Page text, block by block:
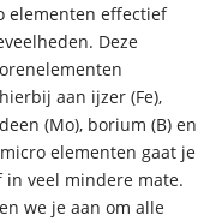
elementen effectief
Deze
aan ijzer (Fe),
(Mo), borium (B) en
elementen gaat je
veel mindere mate.
we je aan om alle